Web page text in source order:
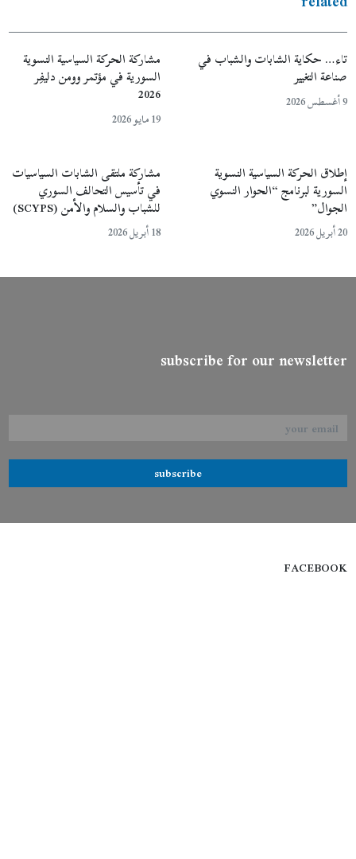
تاء… حكاية الشابات والشباب في
صناعة التغيير
مشاركة الحركة السياسية النسوية
السورية في مؤتمر وومن دليفِر
2026
19 مايو 2026
إطلاق الحركة السياسية النسوية
السورية لبرنامج “الحوار النسوي
الجوال”
20 أبريل 2026
مشاركة ملتقى الشابات السياسيات
في تأسيس التحالف السوري
للشباب والسلام والأمن (SCYPS)
18 أبريل 2026
subscribe for our newsletter
subscribe
FACEBOOK